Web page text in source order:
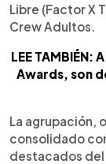
Libre (Factor X
Crew Adultos.
LEE TAMBIÉN:
Awards, son
La agrupación,
consolidado
destacados del